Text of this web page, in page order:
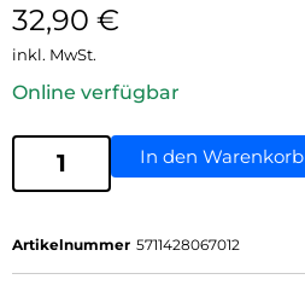
32,90 €
inkl. MwSt.
Online verfügbar
In den Warenkorb
Artikelnummer 5711428067012